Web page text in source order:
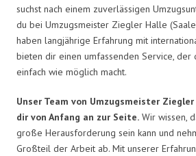
suchst nach einem zuverlässigen
du bei Umzugsmeister Ziegler Halle
haben langjährige Erfahrung mit
bieten dir einen umfassenden Service, der
einfach wie möglich macht.
Unser Team von Umzugsmeister
dir von Anfang an zur Seite. Wir wissen,
große Herausforderung sein kann und
Großteil der Arbeit ab. Mit unserer